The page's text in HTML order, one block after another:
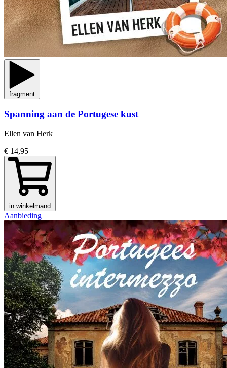
fragment
Spanning aan de Portugese kust
Ellen van Herk
€ 14,95
in winkelmand
Aanbieding